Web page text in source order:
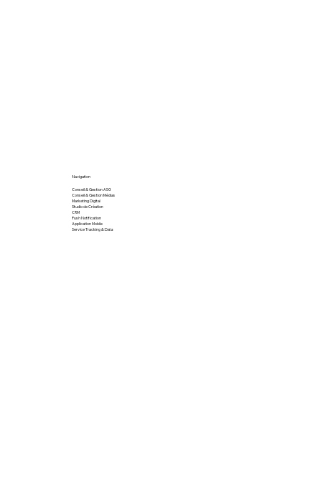
Navigation
Conseil & Gestion ASO
Conseil & Gestion Médias
Marketing Digital
Studio de Création
CRM
Push Notification
Application Mobile
Service Tracking & Data